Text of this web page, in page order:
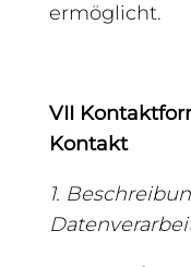
ermöglicht.
VII
Kontakt
1.